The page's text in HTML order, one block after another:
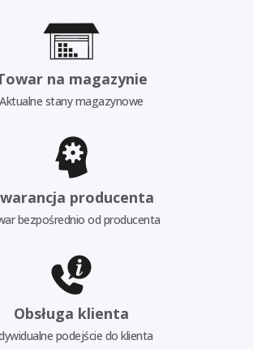
na magazynie
Aktualne stany magazynowe
producenta
bezpośrednio od producenta
Obsługa klienta
podejście do klienta